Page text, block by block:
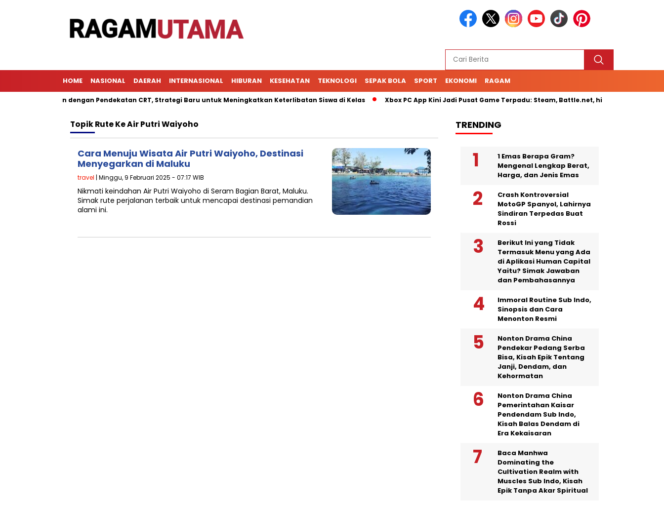
HOME NASIONAL DAERAH INTERNASIONAL HIBURAN KESEHATAN TEKNOLOGI SEPAK BOLA SPORT EKONOMI RAGAM
Pembelajaran dengan Pendekatan CRT, Strategi Baru untuk Meningkatkan Keterlibatan Siswa di Kelas Xbox PC App Kini Jadi Pusat Game Terpadu: Steam, Battle.net, hingga Cloud Gaming
TopikRute Ke Air Putri Waiyoho
Cara Menuju Wisata Air Putri Waiyoho, Destinasi
Menyegarkan di Maluku
travel | Minggu, 9 Februari 2025 - 07:17 WIB
Nikmati keindahan Air Putri Waiyoho di Seram Bagian Barat, Maluku.
Simak rute perjalanan terbaik untuk mencapai destinasi pemandian
alami ini.
TRENDING
1 Emas Berapa Gram?
Mengenal Lengkap Berat,
Harga, dan Jenis Emas
Crash Kontroversial
MotoGP Spanyol, Lahirnya
Sindiran Terpedas Buat
Rossi
Berikut Ini yang Tidak
Termasuk Menu yang Ada
di Aplikasi Human Capital
Yaitu? Simak Jawaban
dan Pembahasannya
Immoral Routine Sub Indo,
Sinopsis dan Cara
Menonton Resmi
Nonton Drama China
Pendekar Pedang Serba
Bisa, Kisah Epik Tentang
Janji, Dendam, dan
Kehormatan
Nonton Drama China
Pemerintahan Kaisar
Pendendam Sub Indo,
Kisah Balas Dendam di
Era Kekaisaran
Baca Manhwa
Dominating the
Cultivation Realm with
Muscles Sub Indo, Kisah
Epik Tanpa Akar Spiritual